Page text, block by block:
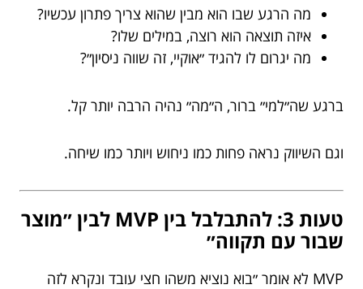
מה הרגע שבו הוא מבין שהוא צריך פתרון עכשיו?
איזה תוצאה הוא רוצה, במילים שלו?
מה יגרום לו להגיד ״אוקיי, זה שווה ניסיון״?
ברגע שה״למי״ ברור, ה״מה״ נהיה הרבה יותר קל.
וגם השיווק נראה פחות כמו ניחוש ויותר כמו שיחה.
טעות 3: להתבלבל בין MVP לבין ״מוצר
שבור עם תקווה״
MVP לא אומר ״בוא נוציא משהו חצי עובד ונקרא לזה